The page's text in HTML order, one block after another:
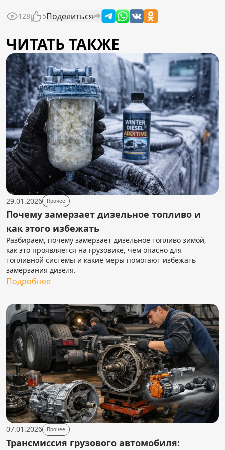
128 5Поделиться
ЧИТАТЬ ТАКЖЕ
29.01.2026 Прочее
Почему замерзает дизельное топливо и
как этого избежать
Разбираем, почему замерзает дизельное топливо зимой,
как это проявляется на грузовике, чем опасно для
топливной системы и какие меры помогают избежать
замерзания дизеля.
Подробнее
07.01.2026 Прочее
Трансмиссия грузового автомобиля: